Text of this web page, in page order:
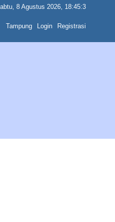
8 Agustus 2026, 18:45:3
Tampung Login Registrasi